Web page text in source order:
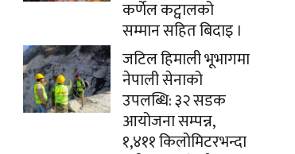
कर्णेल कट्वालको
सम्मान सहित बिदाइ ।
जटिल हिमाली भूभागमा
नेपाली सेनाको
उपलब्धि: ३२ सडक
आयोजना सम्पन्न,
१,४११ किलोमिटरभन्दा